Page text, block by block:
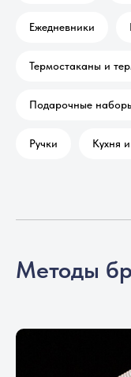
Ежедневники
Термостаканы и
Подарочные
Ручки Кухня
Методы